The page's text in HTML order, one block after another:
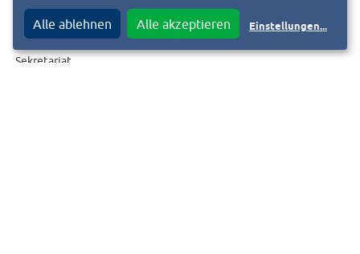
64283 Darmstadt
Sekretariat
Alle ablehnen Alle akzeptieren Einstellungen...